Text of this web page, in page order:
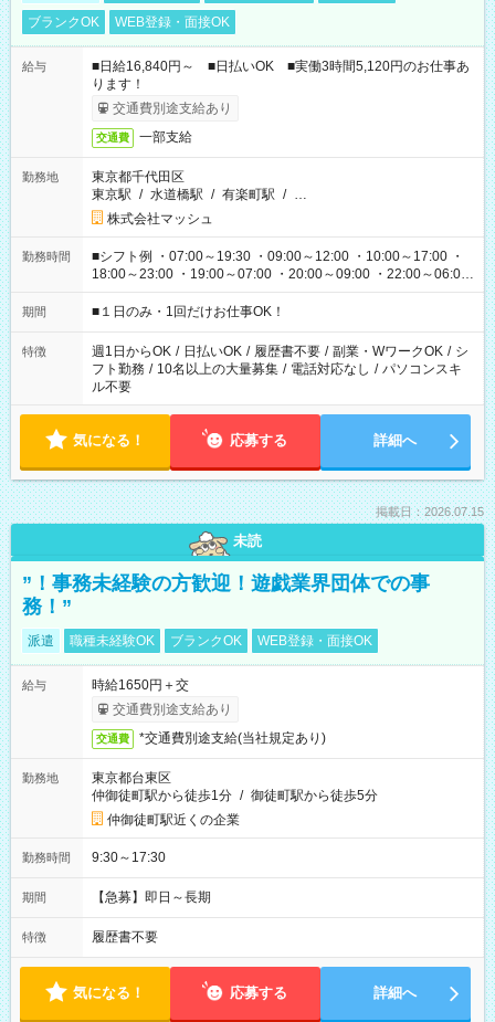
ブランクOK
WEB登録・面接OK
給与
■日給16,840円～ ■日払いOK ■実働3時間5,120円のお仕事あ
ります！
交通費別途支給あり
交通費 一部支給
勤務地
東京都千代田区
東京駅 / 水道橋駅 / 有楽町駅 / …
株式会社マッシュ
勤務時間
■シフト例 ・07:00～19:30 ・09:00～12:00 ・10:00～17:00 ・
18:00～23:00 ・19:00～07:00 ・20:00～09:00 ・22:00～06:00
etc ★最短で3時間で5,120円のお仕事から 15時間で2万円近く稼
げるお仕事も！ ご希望のお時間に合わせてご紹介！ ※シフトは
ください！
期間 ■１日のみ・1回だけお仕事OK！
特徴 週1日からOK / 日払いOK / 履歴書不要 / 副業・WワークOK / シ
フト勤務 / 10名以上の大量募集 / 電話対応なし / パソコンスキ
ル不要
気になる！ 応募する 詳細へ
掲載日：2026.07.15
未読
”！事務未経験の方歓迎！遊戯業界団体での事
務！”
派遣 職種未経験OK ブランクOK WEB登録・面接OK
給与
時給1650円＋交
交通費別途支給あり
交通費 *交通費別途支給(当社規定あり)
勤務地
東京都台東区
仲御徒町駅から徒歩1分 / 御徒町駅から徒歩5分
仲御徒町駅近くの企業
勤務時間 9:30～17:30
期間 【急募】即日～長期
特徴 履歴書不要
気になる！ 応募する 詳細へ